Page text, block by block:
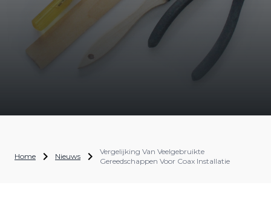
Home Nieuws
Vergelijking Van Veelgebruikte
Gereedschappen Voor Coax Installatie